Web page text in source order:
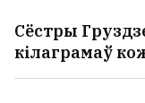
Сёстры
кілаграмаў